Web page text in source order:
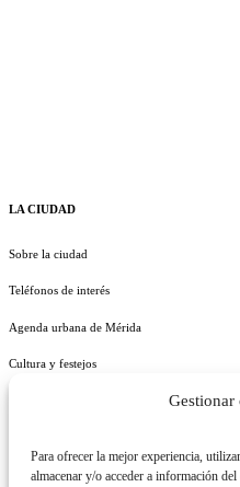
Gestionar
Para ofrecer la mejor experiencia,
almacenar y/o acceder a información
LA CIUDAD
Sobre la ciudad
Teléfonos de interés
Agenda urbana de Mérida
Cultura y festejos